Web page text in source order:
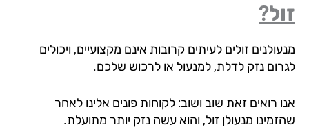
זולים לעיתים קרובות אינם מקצועיים, ויכולים
נזק לדלת, למנעול או לרכוש שלכם.
רואים זאת שוב ושוב: לקוחות פונים אלינו לאחר
מנעולן זול, והוא עשה נזק יותר מתועלת.